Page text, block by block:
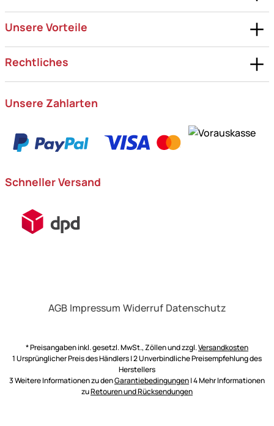
Unsere Vorteile
Rechtliches
Unsere Zahlarten
Schneller Versand
AGB Impressum Widerruf Datenschutz
* Preisangaben inkl. gesetzl. MwSt., Zöllen und zzgl.Versandkosten
1 Ursprünglicher Preis des Händlers | 2 Unverbindliche Preisempfehlung des
Herstellers
3 Weitere Informationen zu denGarantiebedingungen| 4 Mehr Informationen
zuRetouren und Rücksendungen